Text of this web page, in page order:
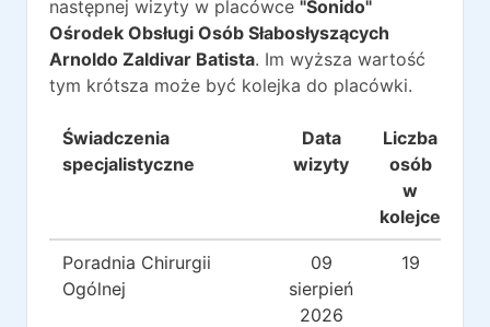
następnej wizyty w placówce "Sonido"
Ośrodek Obsługi Osób Słabosłyszących
Arnoldo Zaldivar Batista. Im wyższa wartość
tym krótsza może być kolejka do placówki.
Świadczenia
specjalistyczne
Data
wizyty
Liczba
osób
w
kolejce
Poradnia Chirurgii
Ogólnej
09
sierpień
2026
19